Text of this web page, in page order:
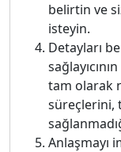
belirtin ve
isteyin.
Detayları
tam olarak
süreçlerini,
Anlaşmayı